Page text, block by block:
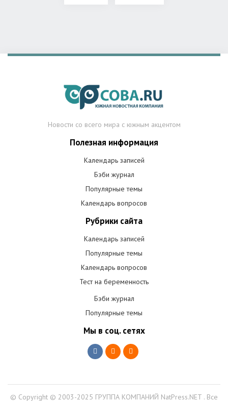
Новости со всего мира с южным акцентом
Полезная информация
Календарь записей
Бэби журнал
Популярные темы
Календарь вопросов
Рубрики сайта
Календарь записей
Популярные темы
Календарь вопросов
Тест на беременность
Бэби журнал
Популярные темы
Мы в соц. сетях
© Copyright © 2003-2025 ГРУППА КОМПАНИЙ NatPress.NET . Все